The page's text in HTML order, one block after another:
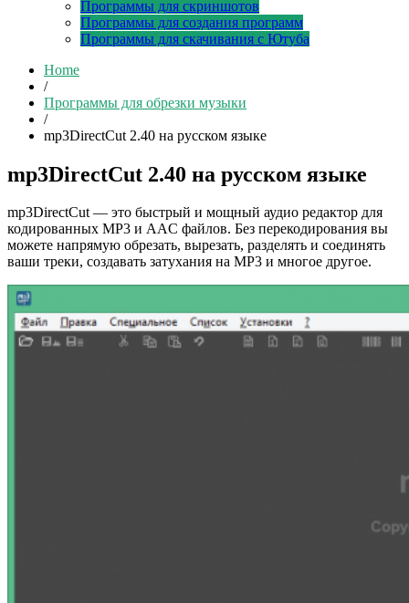
Программы для скриншотов
Программы для создания программ
Программы для скачивания с Ютуба
Home
/
Программы для обрезки музыки
/
mp3DirectCut 2.40 на русском языке
mp3DirectCut 2.40 на русском языке
mp3DirectCut — это быстрый и мощный аудио редактор для
кодированных MP3 и AAC файлов. Без перекодирования вы
можете напрямую обрезать, вырезать, разделять и соединять
ваши треки, создавать затухания на MP3 и многое другое.